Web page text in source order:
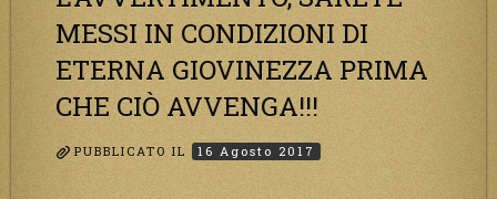
MESSI IN CONDIZIONI DI
ETERNA GIOVINEZZA PRIMA
CHE CIÒ AVVENGA!!!
PUBBLICATO IL 16 Agosto 2017